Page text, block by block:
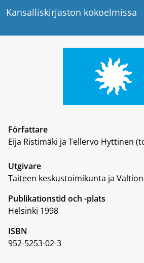
Kansalliskirjaston kokoelmissa
Författare
Eija Ristimäki ja Tellervo Hyttinen
Utgivare
Taiteen keskustoimikunta ja
Publikationstid och -plats
Helsinki 1998
ISBN
952-5253-02-3